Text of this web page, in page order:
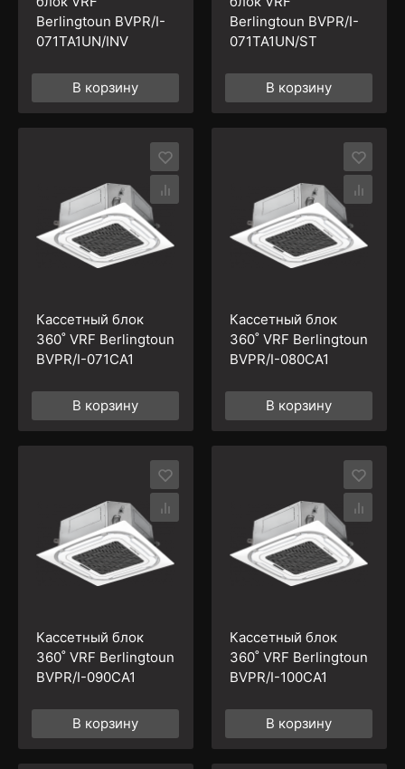
Berlingtoun BVPR/I-
071TA1UN/INV
В корзину
Berlingtoun BVPR/I-
071TA1UN/ST
В корзину
Кассетный блок
360˚ VRF Berlingtoun
BVPR/I-071CA1
В корзину
Кассетный блок
360˚ VRF Berlingtoun
BVPR/I-080CA1
В корзину
Кассетный блок
360˚ VRF Berlingtoun
BVPR/I-090CA1
В корзину
Кассетный блок
360˚ VRF Berlingtoun
BVPR/I-100CA1
В корзину